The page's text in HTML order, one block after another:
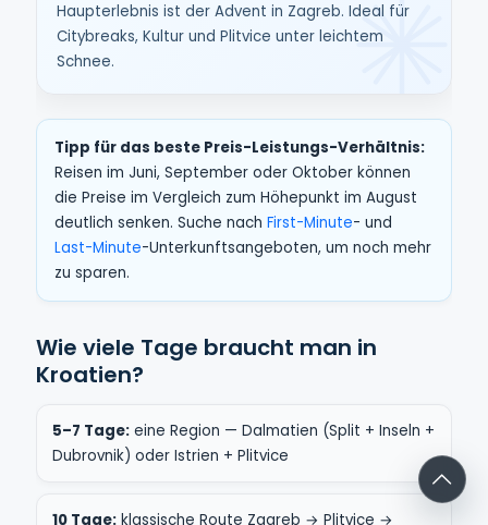
Haupterlebnis ist der Advent in Zagreb. Ideal für
Citybreaks, Kultur und Plitvice unter leichtem
Schnee.
Tipp für das beste Preis-Leistungs-Verhältnis:
Reisen im Juni, September oder Oktober können
die Preise im Vergleich zum Höhepunkt im August
deutlich senken. Suche nach First-Minute- und
Last-Minute-Unterkunftsangeboten, um noch mehr
zu sparen.
Wie viele Tage braucht man in
Kroatien?
5–7 Tage: eine Region — Dalmatien (Split + Inseln +
Dubrovnik) oder Istrien + Plitvice
10 Tage: klassische Route Zagreb → Plitvice →